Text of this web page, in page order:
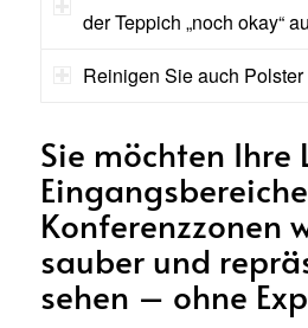
der Teppich „noch okay“
Reinigen Sie auch
Sie möchten Ihre
Konferenzzonen
sauber und
sehen – ohne